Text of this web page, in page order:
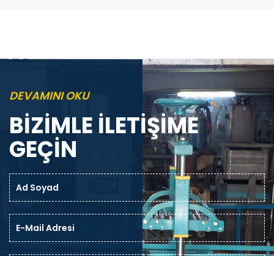
DEVAMINI OKU
BİZİMLE İLETİŞİME
GEÇİN